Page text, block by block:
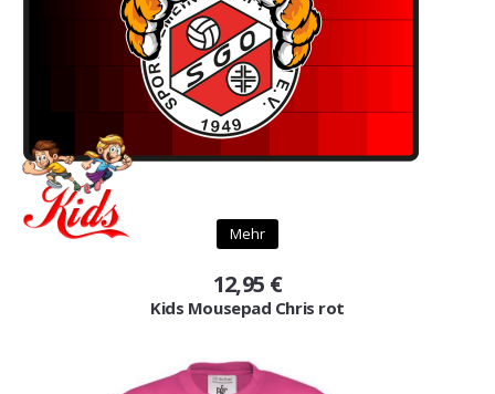
Mehr
12,95 €
Kids Mousepad Chris rot